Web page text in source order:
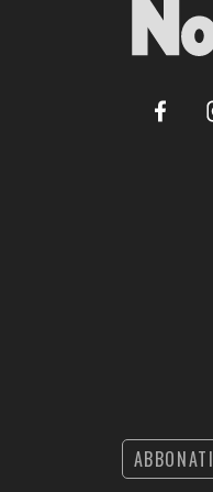
ABBONATI